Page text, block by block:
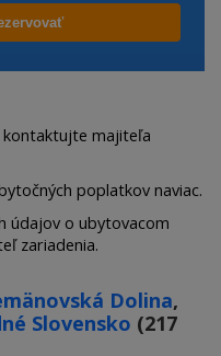
majiteľa
poplatkov naviac.
údajov o ubytovacom
zariadenia.
Dolina,
Slovensko (217